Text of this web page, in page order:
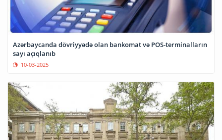
Azərbaycanda dövriyyədə olan bankomat və POS-terminalların
sayı açıqlanıb
10-03-2025